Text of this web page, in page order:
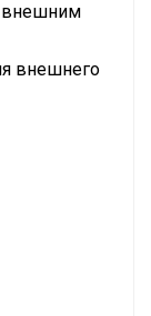
внешним
внешнего